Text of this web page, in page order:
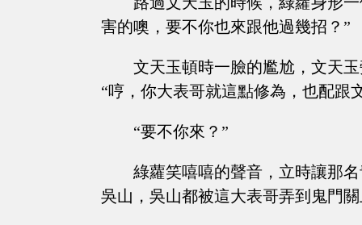
害的噢，要不你也來跟他過幾招？”
文天玉頓時一臉的尷尬，文天
“哼，你大表哥就這點修為，也配跟
“要不你來？”
綠蘿笑嘻嘻的聲音，立時讓那
吳山，吳山都被這大表哥弄到鬼門